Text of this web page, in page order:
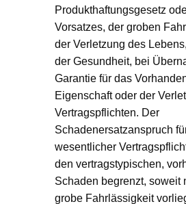
Produkthaftungsgesetz
Vorsatzes, der groben
der Verletzung des
der Gesundheit, bei
Garantie für das
Eigenschaft oder der
Vertragspflichten. Der
Schadenersatzanspruch
wesentlicher
den vertragstypischen,
Schaden begrenzt, soweit
grobe Fahrlässigkeit